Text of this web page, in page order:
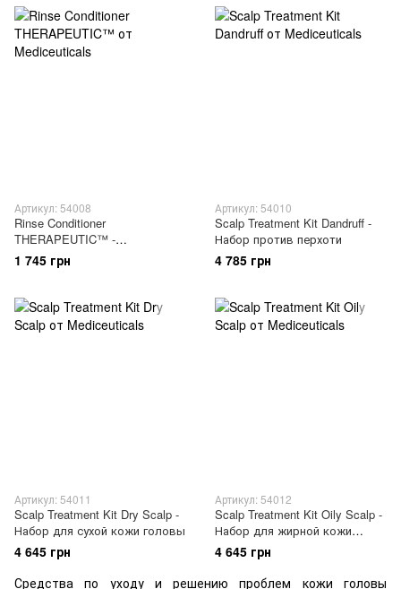
Артикул: 54008
Rinse Conditioner
THERAPEUTIC™ -
Успокаивающий кондиционер
для волос и кожи головы
1 745 грн
Артикул: 54010
Scalp Treatment Kit Dandruff -
Набор против перхоти
4 785 грн
Артикул: 54011
Scalp Treatment Kit Dry Scalp -
Набор для сухой кожи головы
4 645 грн
Артикул: 54012
Scalp Treatment Kit Oily Scalp -
Набор для жирной кожи
головы
4 645 грн
Средства по уходу и решению проблем кожи головы